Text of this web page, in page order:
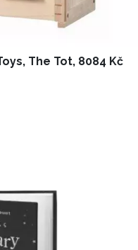
The Tot, 8084 Kč